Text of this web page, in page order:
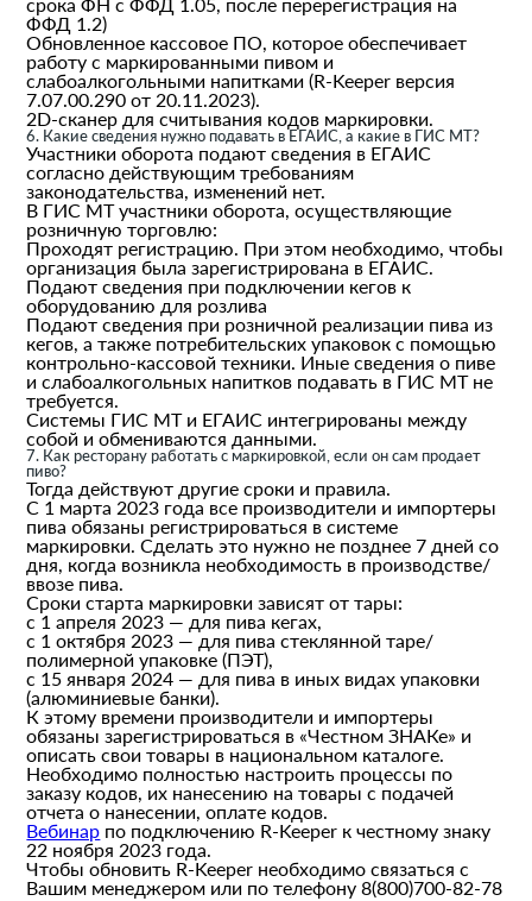
ФФД 1.2)
Обновленное кассовое ПО, которое обеспечивает
работу с маркированными пивом и
слабоалкогольными напитками (R-Keeper версия
7.07.00.290 от 20.11.2023).
2D-сканер для считывания кодов маркировки.
6. Какие сведения нужно подавать в ЕГАИС, а какие в ГИС МТ?
Участники оборота подают сведения в ЕГАИС
согласно действующим требованиям
законодательства, изменений нет.
В ГИС МТ участники оборота, осуществляющие
розничную торговлю:
Проходят регистрацию. При этом необходимо, чтобы
организация была зарегистрирована в ЕГАИС.
Подают сведения при подключении кегов к
оборудованию для розлива
Подают сведения при розничной реализации пива из
кегов, а также потребительских упаковок с помощью
контрольно-кассовой техники. Иные сведения о пиве
и слабоалкогольных напитков подавать в ГИС МТ не
требуется.
Системы ГИС МТ и ЕГАИС интегрированы между
собой и обмениваются данными.
7. Как ресторану работать с маркировкой, если он сам продает
пиво?
Тогда действуют другие сроки и правила.
С 1 марта 2023 года все производители и импортеры
пива обязаны регистрироваться в системе
маркировки. Сделать это нужно не позднее 7 дней со
дня, когда возникла необходимость в производстве/
ввозе пива.
Сроки старта маркировки зависят от тары:
c 1 апреля 2023 — для пива кегах,
c 1 октября 2023 — для пива стеклянной таре/
полимерной упаковке (ПЭТ),
c 15 января 2024 — для пива в иных видах упаковки
(алюминиевые банки).
К этому времени производители и импортеры
обязаны зарегистрироваться в «Честном ЗНАКе» и
описать свои товары в национальном каталоге.
Необходимо полностью настроить процессы по
заказу кодов, их нанесению на товары с подачей
отчета о нанесении, оплате кодов.
Вебинар по подключению R-Keeper к честному знаку
22 ноября 2023 года.
Чтобы обновить R-Keeper необходимо связаться с
Вашим менеджером или по телефону 8(800)700-82-78